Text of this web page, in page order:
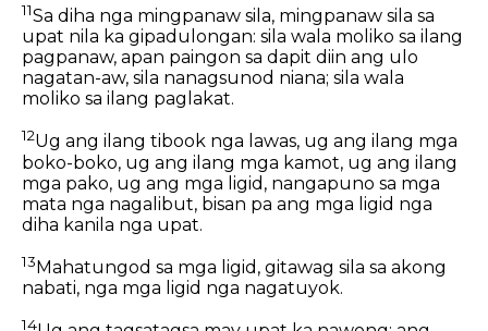
11Sa diha nga mingpanaw sila, mingpanaw sila sa
upat nila ka gipadulongan: sila wala moliko sa ilang
pagpanaw, apan paingon sa dapit diin ang ulo
nagatan-aw, sila nanagsunod niana; sila wala
moliko sa ilang paglakat.
12Ug ang ilang tibook nga lawas, ug ang ilang mga
boko-boko, ug ang ilang mga kamot, ug ang ilang
mga pako, ug ang mga ligid, nangapuno sa mga
mata nga nagalibut, bisan pa ang mga ligid nga
diha kanila nga upat.
13Mahatungod sa mga ligid, gitawag sila sa akong
nabati, nga mga ligid nga nagatuyok.
14